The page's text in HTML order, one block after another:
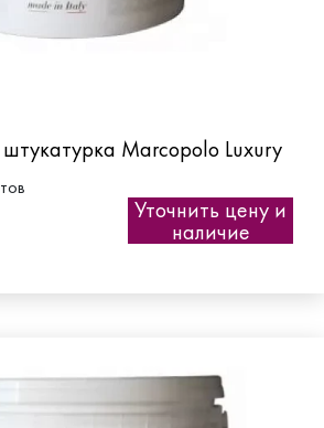
Marcopolo Luxury
Уточнить цену и
наличие